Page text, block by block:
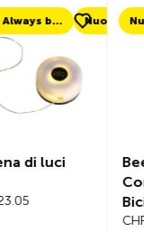
TCS Always by my side Nuovo Nuovo
Beeline
Bicicletta
Completo
CHF 101.65